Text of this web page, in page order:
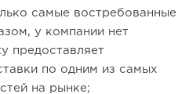
самые востребованные
у компании нет
предоставляет
по одним из самых
на рынке;